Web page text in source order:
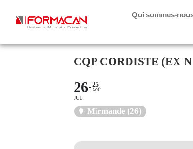
Qui sommes-
CQP CORDISTE (EX
26
JUL
25
AOÛ
Mirmande (26)